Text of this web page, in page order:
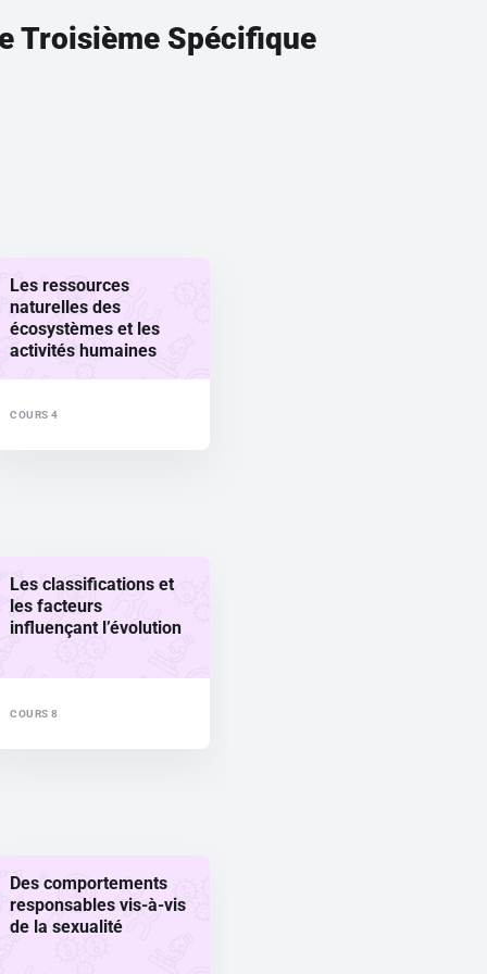
Troisième Spécifique
Les ressources
naturelles des
écosystèmes et les
activités humaines
COURS 4
Les classifications et
les facteurs
influençant l’évolution
COURS 8
Des comportements
responsables vis-à-vis
de la sexualité